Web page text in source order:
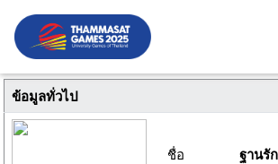
ข้อมูลทั่วไป
ชื่อ
ฐานรัก